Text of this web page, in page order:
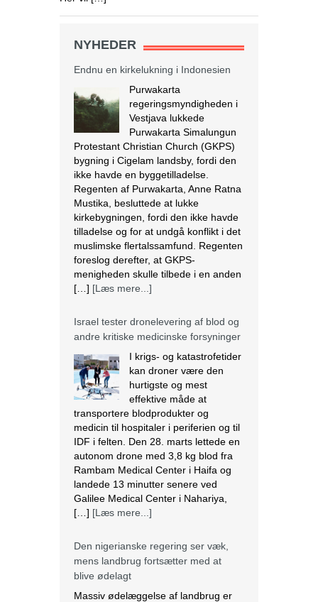
NYHEDER
Endnu en kirkelukning i Indonesien
Purwakarta
regeringsmyndigheden i
Vestjava lukkede
Purwakarta Simalungun
Protestant Christian Church (GKPS)
bygning i Cigelam landsby, fordi den
ikke havde en byggetilladelse.
Regenten af Purwakarta, Anne Ratna
Mustika, besluttede at lukke
kirkebygningen, fordi den ikke havde
tilladelse og for at undgå konflikt i det
muslimske flertalssamfund. Regenten
foreslog derefter, at GKPS-
menigheden skulle tilbede i en anden
[…] [Læs mere...]
Israel tester dronelevering af blod og
andre kritiske medicinske forsyninger
I krigs- og katastrofetider
kan droner være den
hurtigste og mest
effektive måde at
transportere blodprodukter og
medicin til hospitaler i periferien og til
IDF i felten. Den 28. marts lettede en
autonom drone med 3,8 kg blod fra
Rambam Medical Center i Haifa og
landede 13 minutter senere ved
Galilee Medical Center i Nahariya,
[…] [Læs mere...]
Den nigerianske regering ser væk,
mens landbrug fortsætter med at
blive ødelagt
Massiv ødelæggelse af landbrug er